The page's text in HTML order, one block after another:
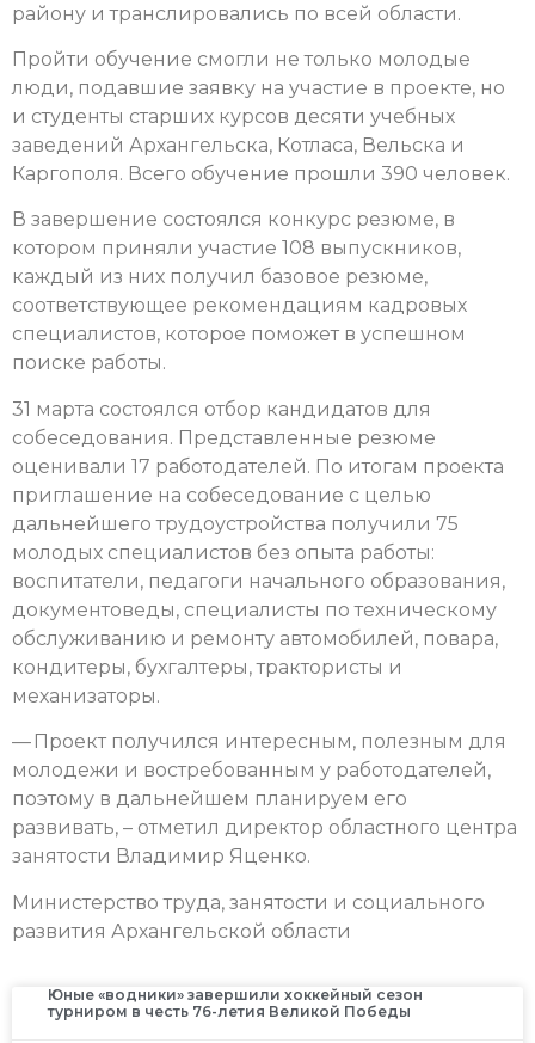
району и транслировались по всей области.
Пройти обучение смогли не только молодые
люди, подавшие заявку на участие в проекте, но
и студенты старших курсов десяти учебных
заведений Архангельска, Котласа, Вельска и
Каргополя. Всего обучение прошли 390 человек.
В завершение состоялся конкурс резюме, в
котором приняли участие 108 выпускников,
каждый из них получил базовое резюме,
соответствующее рекомендациям кадровых
специалистов, которое поможет в успешном
поиске работы.
31 марта состоялся отбор кандидатов для
собеседования. Представленные резюме
оценивали 17 работодателей. По итогам проекта
приглашение на собеседование с целью
дальнейшего трудоустройства получили 75
молодых специалистов без опыта работы:
воспитатели, педагоги начального образования,
документоведы, специалисты по техническому
обслуживанию и ремонту автомобилей, повара,
кондитеры, бухгалтеры, трактористы и
механизаторы.
— Проект получился интересным, полезным для
молодежи и востребованным у работодателей,
поэтому в дальнейшем планируем его
развивать, – отметил директор областного центра
занятости Владимир Яценко.
Министерство труда, занятости и социального
развития Архангельской области
Юные «водники» завершили хоккейный сезон
турниром в честь 76-летия Великой Победы